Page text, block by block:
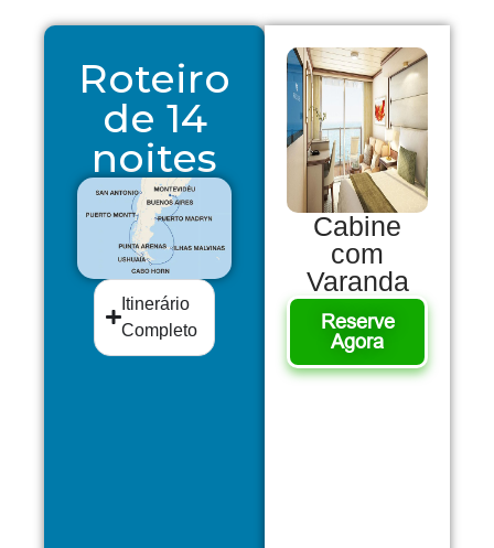
Roteiro
de 14
noites
Itinerário
Completo
Cabine
com
Varanda
Reserve
Agora